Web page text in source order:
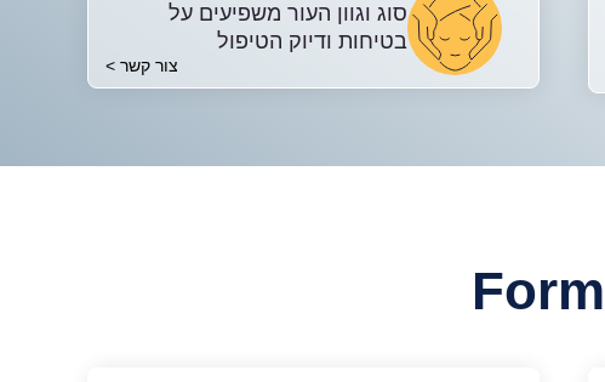
סוג וגוון העור משפיעים על
בטיחות ודיוק הטיפול
צור קשר >